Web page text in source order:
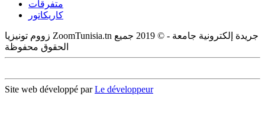
متفرقات
كاريكاتور
زووم تونيزيا ZoomTunisia.tn جريدة إلكترونية جامعة - © 2019 جميع
الحقوق محفوظة
Site web développé parLe développeur